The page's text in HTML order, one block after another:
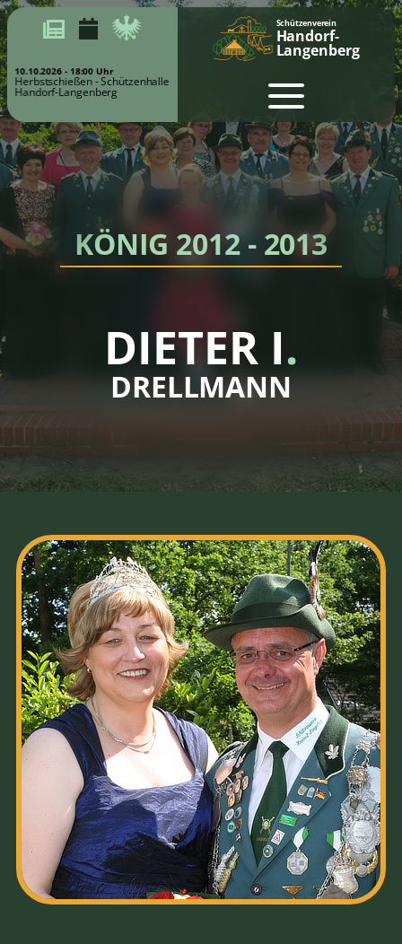
Schützenverein
Handorf-
Langenberg
10.10.2026 - 18:00 Uhr
Herbstschießen - Schützenhalle
Handorf-Langenberg
KÖNIG 2012 - 2013
DIETER I.
DRELLMANN
HOFSTAAT